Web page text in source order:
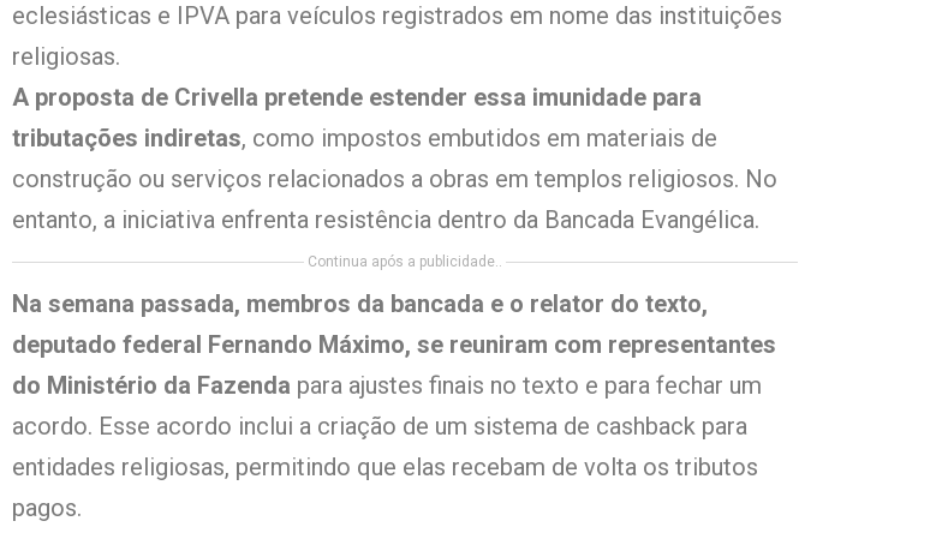
eclesiásticas e IPVA para veículos registrados em nome das instituições
religiosas.
A proposta de Crivella pretende estender essa imunidade para
tributações indiretas, como impostos embutidos em materiais de
construção ou serviços relacionados a obras em templos religiosos. No
entanto, a iniciativa enfrenta resistência dentro da Bancada Evangélica.
Continua após a publicidade..
Na semana passada, membros da bancada e o relator do texto,
deputado federal Fernando Máximo, se reuniram com representantes
do Ministério da Fazenda para ajustes finais no texto e para fechar um
acordo. Esse acordo inclui a criação de um sistema de cashback para
entidades religiosas, permitindo que elas recebam de volta os tributos
pagos.